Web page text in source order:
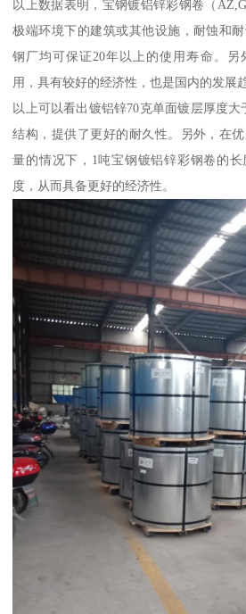
以上数据表明，宝钢镀铝锌彩钢卷（
极端环境下的建筑或其他设施，耐蚀和
钢厂均可保证20年以上的使用寿命。另
用，具有较好的经济性，也是国内的发展
以上可以看出镀铝锌70克单面镀层厚度大
结构，提供了更好的耐久性。另外，在
量的情况下，1吨宝钢镀铝锌彩钢卷的
度，从而具备更好的经济性。